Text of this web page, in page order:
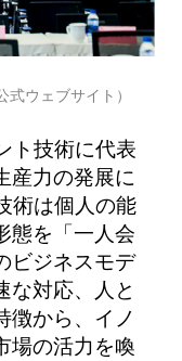
式ウェブサイト）
ト技術に代表
産力の発展に
術は個人の能
態を「一人会
ビジネスモデ
な対応、人と
徴から、イノ
場の活力を喚